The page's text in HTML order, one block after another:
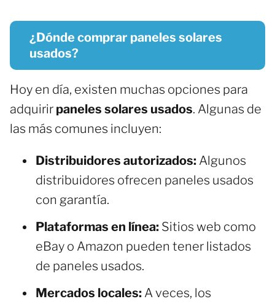
¿Dónde comprar paneles solares
usados?
Hoy en día, existen muchas opciones para
adquirir paneles solares usados. Algunas de
las más comunes incluyen:
Distribuidores autorizados: Algunos
distribuidores ofrecen paneles usados
con garantía.
Plataformas en línea: Sitios web como
eBay o Amazon pueden tener listados
de paneles usados.
Mercados locales: A veces, los